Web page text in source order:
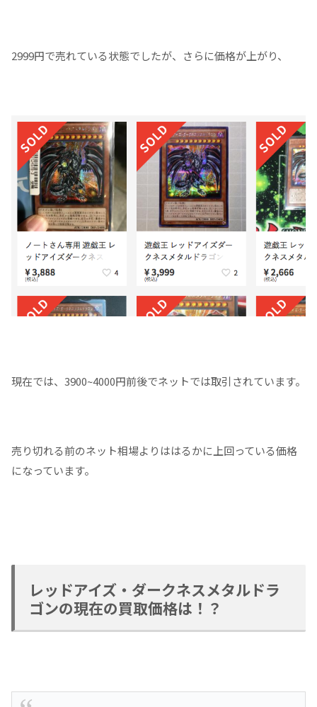
2999円で売れている状態でしたが、さらに価格が上がり、
現在では、3900~4000円前後でネットでは取引されています。
売り切れる前のネット相場よりははるかに上回っている価格
になっています。
レッドアイズ・ダークネスメタルドラ
ゴンの現在の買取価格は！？